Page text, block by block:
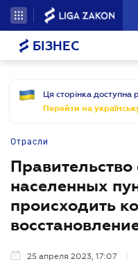
БІЗНЕС
Ця сторінка доступна
Перейти на
Отрасли
населенных
происходить
25 апреля 2023, 17:07